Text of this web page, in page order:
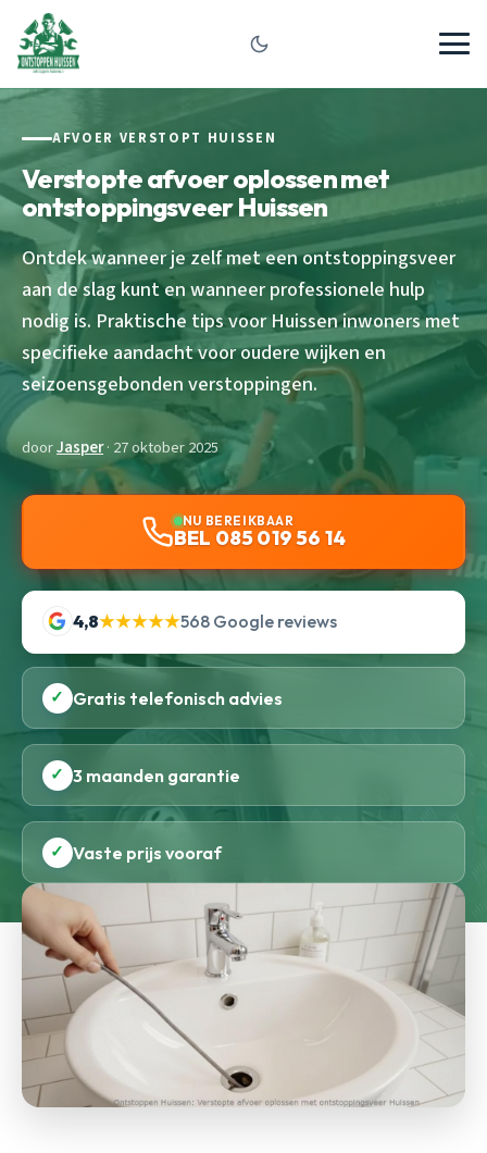
AFVOER VERSTOPT HUISSEN
Verstopte afvoer oplossen met
ontstoppingsveer Huissen
Ontdek wanneer je zelf met een ontstoppingsveer
aan de slag kunt en wanneer professionele hulp
nodig is. Praktische tips voor Huissen inwoners met
specifieke aandacht voor oudere wijken en
seizoensgebonden verstoppingen.
doorJasper· 27 oktober 2025
NU BEREIKBAAR
BEL 085 019 56 14
4,8★★★★★568 Google reviews
✓ Gratis telefonisch advies
✓ 3 maanden garantie
✓ Vaste prijs vooraf